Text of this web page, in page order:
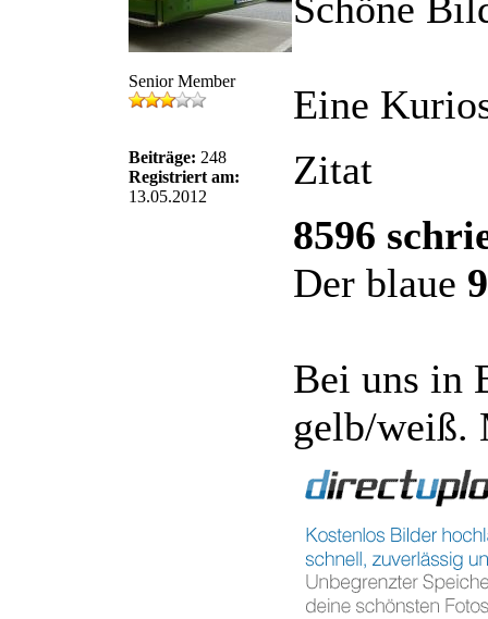
Senior Member
Beiträge: 248
Registriert am:
13.05.2012
Eine
Zitat
8596
Der blaue
Bei uns in
gelb/weiß.